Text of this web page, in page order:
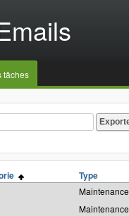
tâches
Type
Maintenance
Maintenance